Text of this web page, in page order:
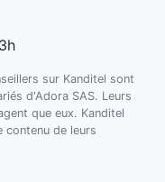
sur Kanditel sont
d'Adora SAS. Leurs
que eux. Kanditel
contenu de leurs